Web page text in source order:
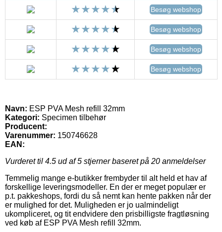
Besøg webshop
Besøg webshop
Besøg webshop
Besøg webshop
Navn: ESP PVA Mesh refill 32mm
Kategori: Specimen tilbehør
Producent:
Varenummer: 150746628
EAN:
Vurderet til 4.5 ud af 5 stjerner baseret på 20 anmeldelser
Temmelig mange e-butikker frembyder til alt held et hav af
forskellige leveringsmodeller. En der er meget populær er
p.t. pakkeshops, fordi du så nemt kan hente pakken når der
er mulighed for det. Muligheden er jo ualmindeligt
ukompliceret, og tit endvidere den prisbilligste fragtløsning
ved køb af ESP PVA Mesh refill 32mm.